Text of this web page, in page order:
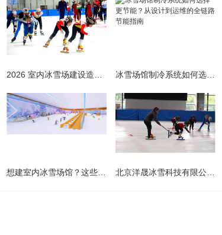
冰雪场馆制冷系统如何选择更节能？从设计到运维的全链路节能指南
北京洋晟冰雪科技有限公司扎根首都北京，是国内领先的室内冰雪场馆建设一站式服务商。